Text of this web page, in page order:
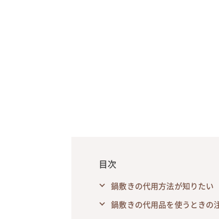
目次
鍋敷きの代用方法が知りたい
鍋敷きの代用品を使うときの